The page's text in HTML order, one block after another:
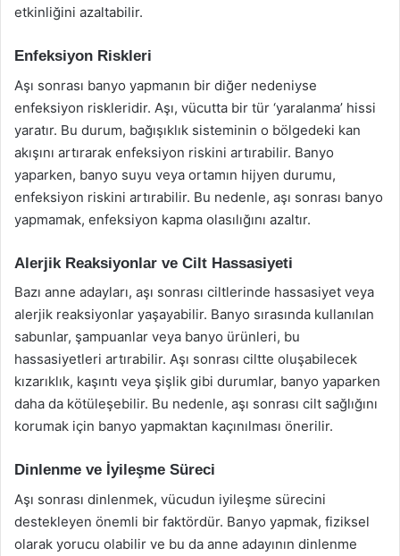
etkinliğini azaltabilir.
Enfeksiyon Riskleri
Aşı sonrası banyo yapmanın bir diğer nedeniyse
enfeksiyon riskleridir. Aşı, vücutta bir tür ‘yaralanma’ hissi
yaratır. Bu durum, bağışıklık sisteminin o bölgedeki kan
akışını artırarak enfeksiyon riskini artırabilir. Banyo
yaparken, banyo suyu veya ortamın hijyen durumu,
enfeksiyon riskini artırabilir. Bu nedenle, aşı sonrası banyo
yapmamak, enfeksiyon kapma olasılığını azaltır.
Alerjik Reaksiyonlar ve Cilt Hassasiyeti
Bazı anne adayları, aşı sonrası ciltlerinde hassasiyet veya
alerjik reaksiyonlar yaşayabilir. Banyo sırasında kullanılan
sabunlar, şampuanlar veya banyo ürünleri, bu
hassasiyetleri artırabilir. Aşı sonrası ciltte oluşabilecek
kızarıklık, kaşıntı veya şişlik gibi durumlar, banyo yaparken
daha da kötüleşebilir. Bu nedenle, aşı sonrası cilt sağlığını
korumak için banyo yapmaktan kaçınılması önerilir.
Dinlenme ve İyileşme Süreci
Aşı sonrası dinlenmek, vücudun iyileşme sürecini
destekleyen önemli bir faktördür. Banyo yapmak, fiziksel
olarak yorucu olabilir ve bu da anne adayının dinlenme